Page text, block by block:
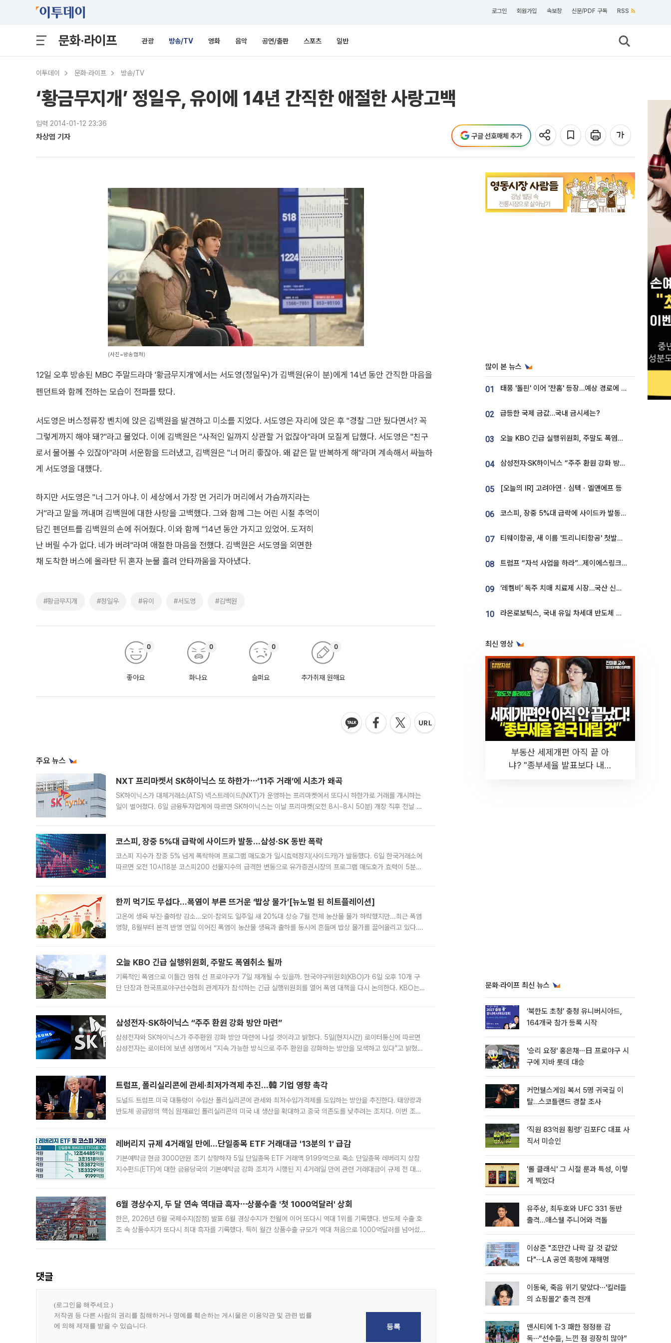
로그인 회원가입 속보창 신문/PDF 구독 RSS
문화·라이프 관광 방송/TV 영화 음악 공연/출판 스포츠 일반
이투데이 문화·라이프 방송/TV
‘황금무지개’ 정일우, 유이에 14년 간직한 애절한 사랑고백
입력 2014-01-12 23:36
차상엽 기자 구글 선호매체 추가
(사진=방송캡처)
12일 오후 방송된 MBC 주말드라마 '황금무지개'에서는 서도영(정일우)가 김백원(유이 분)에게 14년 동안 간직한 마음을
펜던트와 함께 전하는 모습이 전파를 탔다.
서도영은 버스정류장 벤치에 앉은 김백원을 발견하고 미소를 지었다. 서도영은 자리에 앉은 후 "경찰 그만 뒀다면서? 꼭
그렇게까지 해야 돼?"라고 물었다. 이에 김백원은 "사적인 일까지 상관할 거 없잖아"라며 모질게 답했다. 서도영은 "친구
로서 물어볼 수 있잖아"라며 서운함을 드러냈고, 김백원은 "너 머리 좋잖아. 왜 같은 말 반복하게 해"라며 계속해서 싸늘하
게 서도영을 대했다.
하지만 서도영은 "너 그거 아냐. 이 세상에서 가장 먼 거리가 머리에서 가슴까지라는
거“라고 말을 꺼내며 김백원에 대한 사랑을 고백했다. 그와 함께 그는 어린 시절 추억이
담긴 펜던트를 김백원의 손에 쥐어줬다. 이와 함께 "14년 동안 가지고 있었어. 도저히
난 버릴 수가 없다. 네가 버려"라며 애절한 마음을 전했다. 김백원은 서도영을 외면한
채 도착한 버스에 올라탄 뒤 혼자 눈물 흘려 안타까움을 자아냈다.
#황금무지개 #정일우 #유이 #서도영 #김백원
좋아요
0
화나요
0
슬퍼요
0
추가취재 원해요
0
주요 뉴스
NXT 프리마켓서 SK하이닉스 또 하한가⋯‘11주 거래’에 시초가 왜곡
SK하이닉스가 대체거래소(ATS) 넥스트레이드(NXT)가 운영하는 프리마켓에서 또다시 하한가로 거래를 개시하는
일이 벌어졌다. 6일 금융투자업계에 따르면 SK하이닉스는 이날 프리마켓(오전 8시~8시 50분) 개장 직후 전날 정
코스피, 장중 5%대 급락에 사이드카 발동…삼성·SK 동반 폭락
코스피 지수가 장중 5% 넘게 폭락하며 프로그램 매도호가 일시효력정지(사이드카)가 발동했다. 6일 한국거래소에
따르면 오전 10시18분 코스피200 선물지수의 급격한 변동으로 유가증권시장의 프로그램 매도호가 효력이 5분간
한끼 먹기도 무섭다...폭염이 부른 뜨거운 ‘밥상 물가’[뉴노멀 된 히트플레이션]
고온에 생육 부진·출하량 감소…오이·참외도 일주일 새 20%대 상승 7월 전체 농산물 물가 하락했지만...최근 폭염
영향, 8월부터 본격 반영 연일 이어진 폭염이 농산물 생육과 출하를 동시에 흔들며 밥상 물가를 끌어올리고 있다.
오늘 KBO 긴급 실행위원회, 주말도 폭염취소 될까
기록적인 폭염으로 이틀간 멈춰 선 프로야구가 7일 재개될 수 있을까. 한국야구위원회(KBO)가 6일 오후 10개 구
단 단장과 한국프로야구선수협회 관계자가 참석하는 긴급 실행위원회를 열어 폭염 대책을 다시 논의한다. KBO는
삼성전자·SK하이닉스 “주주 환원 강화 방안 마련”
삼성전자와 SK하이닉스가 주주환원 강화 방안 마련에 나설 것이라고 밝혔다. 5일(현지시간) 로이터통신에 따르면
삼성전자는 로이터에 보낸 성명에서 “지속 가능한 방식으로 주주 환원을 강화하는 방안을 모색하고 있다”고 밝혔다.
트럼프, 폴리실리콘에 관세·최저가격제 추진…韓 기업 영향 촉각
도널드 트럼프 미국 대통령이 수입산 폴리실리콘에 관세와 최저수입가격제를 도입하는 방안을 추진한다. 태양광과
반도체 공급망의 핵심 원재료인 폴리실리콘의 미국 내 생산을 확대하고 중국 의존도를 낮추려는 조치다. 이번 조처
레버리지 규제 4거래일 만에…단일종목 ETF 거래대금 '13분의 1' 급감
기본예탁금 현금 3000만원 조기 상향하자 5일 단일종목 ETF 거래액 9199억으로 축소 단일종목 레버리지 상장
지수펀드(ETF)에 대한 금융당국의 기본예탁금 강화 조치가 시행된 지 4거래일 만에 관련 거래대금이 규제 전 대비
6월 경상수지, 두 달 연속 역대급 흑자⋯상품수출 '첫 1000억달러' 상회
한은, 2026년 6월 국제수지(잠정) 발표 6월 경상수지가 전월에 이어 또다시 역대 1위를 기록했다. 반도체 수출 호
조 속 상품수지가 또다시 최대 흑자를 기록했다. 특히 월간 상품수출 규모가 역대 처음으로 1000억달러를 넘어섰
댓글
많이 본 뉴스
01 태풍 '돌핀' 이어 '찬홈' 등장…예상 경로에 한국 '한숨'
02 급등한 국제 금값…국내 금시세는?
03 오늘 KBO 긴급 실행위원회, 주말도 폭염취소 될까
04 삼성전자·SK하이닉스 “주주 환원 강화 방안 마련”
05 [오늘의 IR] 고려아연ㆍ심텍ㆍ엘앤에프 등
06 코스피, 장중 5%대 급락에 사이드카 발동…삼성·SK 동반 폭락
07 티웨이항공, 새 이름 '트리니티항공' 첫발…SSC 전략 본격화
08 트럼프 “자석 사업을 하라”…제이에스링크, 비중국 영구자석 공급망 구축 속도
09 ‘레켐비’ 독주 치매 치료제 시장…국산 신약 등장하나
10 라온로보틱스, 국내 유일 차세대 반도체 공정 로봇 개발 ‘고객사 테스트 진행’
최신 영상
부동산 세제개편 아직 끝 아
냐? "종부세율 발표보다 내릴
문화·라이프 최신 뉴스
‘북한도 초청’ 충청 유니버시아드,
164개국 참가 등록 시작
'승리 요정' 홍은채⋯日 프로야구 시
구에 지바 롯데 대승
커먼웰스게임 복서 5명 귀국길 이
탈…스코틀랜드 경찰 조사
‘직원 83억원 횡령’ 김포FC 대표 사
직서 미승인
'롤 클래식' 그 시절 룬과 특성, 이렇
게 찍었다
유주상, 최두호와 UFC 331 동반
출격…애스웰 주니어와 격돌
이상준 "조만간 나락 갈 것 같았
다"⋯LA 공연 혹평에 재해명
이동욱, 죽음 위기 맞았다⋯'킬러들
의 쇼핑몰2' 충격 전개
맨시티에 1-3 패한 정정용 감
독⋯“선수들, 느낀 점 굉장히 많아”